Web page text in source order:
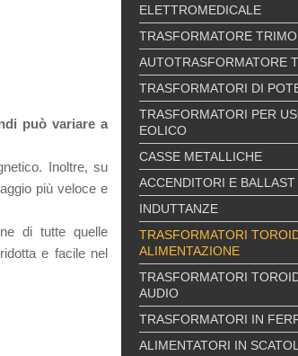
può variare a
Inoltre, su
più veloce e
di tutte quelle
e facile nel
ELETTROMEDICALE
TRASFORMATORE
AUTOTRASFORMATORE
TRASFORMATORI DI
TRASFORMATORI PER
EOLICO
CASSE METALLICHE
ACCENDITORI E BALLAST
INDUTTANZE
TRASFORMATORI
ALIMENTAZIONE
TRASFORMATORI
AUDIO
TRASFORMATORI IN
ALIMENTATORI IN